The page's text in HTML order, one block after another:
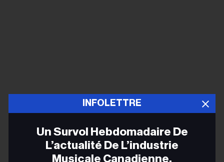
INFOLETTRE
Un Survol Hebdomadaire De
L’actualité De L’industrie
Musicale Canadienne.